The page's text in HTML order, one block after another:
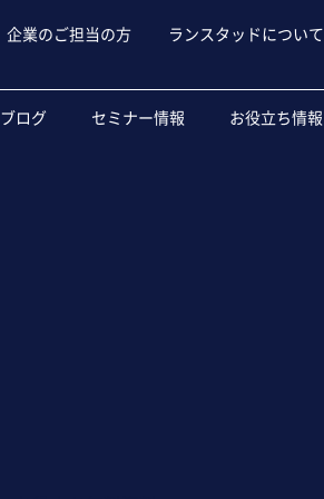
企業のご担当の方 ランスタッドについて
ブログ セミナー情報 お役立ち情報